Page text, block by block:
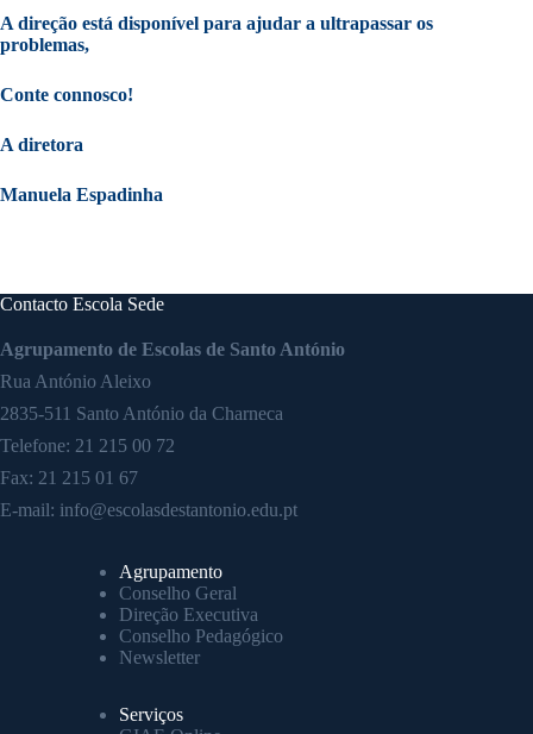
A direção está disponível para ajudar a ultrapassar os
problemas,
Conte connosco!
A diretora
Manuela Espadinha
Contacto Escola Sede
Agrupamento de Escolas de Santo António
Rua António Aleixo
2835-511 Santo António da Charneca
Telefone: 21 215 00 72
Fax: 21 215 01 67
E-mail: info@escolasdestantonio.edu.pt
Agrupamento
Conselho Geral
Direção Executiva
Conselho Pedagógico
Newsletter
Serviços